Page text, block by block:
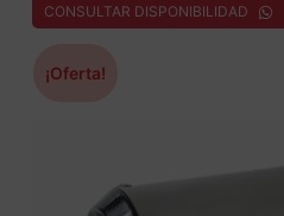
CONSULTAR DISPONIBILIDAD
¡Oferta!